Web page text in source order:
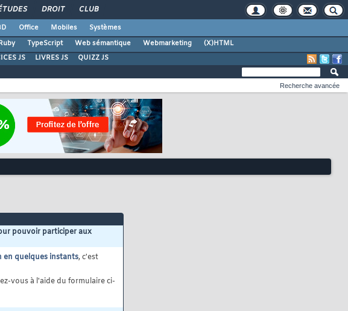
DROIT CLUB
Office Mobiles
Systèmes
TypeScript Web sémantique Webmarketing
(X)HTML
JS LIVRES JS QUIZZ JS
Recherche avancée
pouvoir participer aux
en quelques instants, c'est
vous à l'aide du formulaire ci-